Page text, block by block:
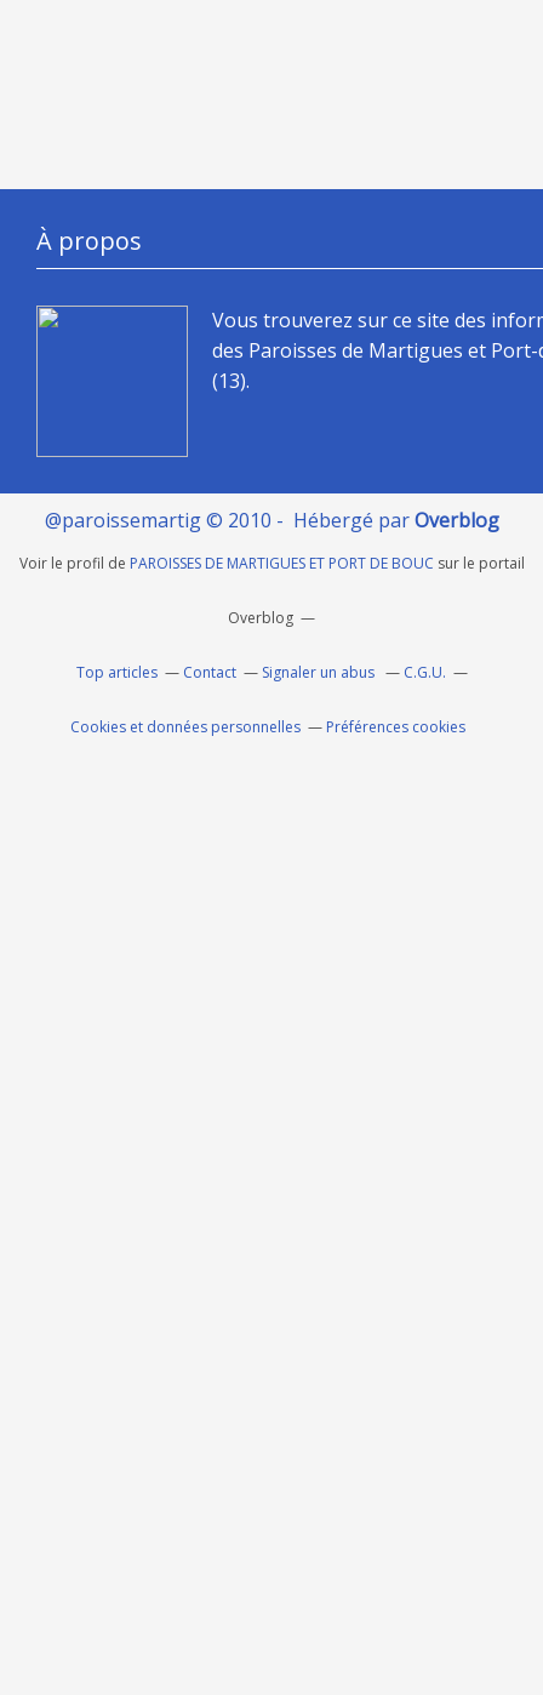
À propos
Vous trouverez sur ce site des
des Paroisses de Martigues et
(13).
@paroissemartig © 2010 - Hébergé parOverblog
Voir le profil de PAROISSES DE MARTIGUES ET PORT DE BOUC sur le portail
Overblog
Top articles Contact Signaler un abus C.G.U.
Cookies et données personnelles Préférences cookies